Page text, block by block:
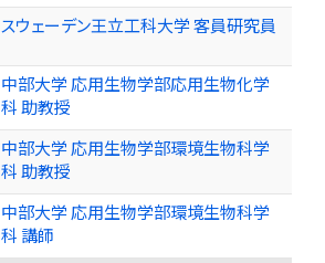
スウェーデン王立工科大学 客員研究員
中部大学 応用生物学部応用生物化学
科 助教授
中部大学 応用生物学部環境生物科学
科 助教授
中部大学 応用生物学部環境生物科学
科 講師